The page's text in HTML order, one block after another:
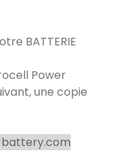
BATTERIE
Power
une copie